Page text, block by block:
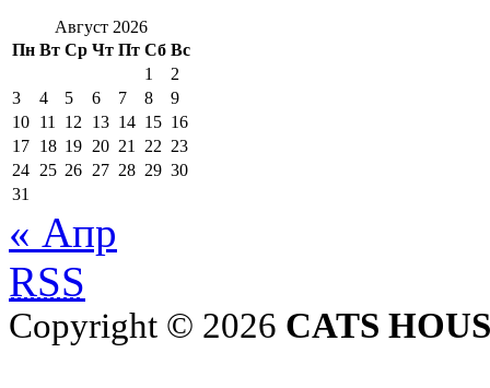
Август 2026
Пн Вт Ср Чт Пт Сб Вс
1
2
3
4 5 6 7 8
9
10 11 12 13 14 15 16
17 18 19 20 21 22 23
24 25 26 27 28 29 30
31
« Апр
RSS
Copyright © 2026 CATS